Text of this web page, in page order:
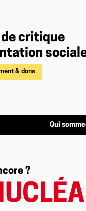
critique
& dons
Qui
?